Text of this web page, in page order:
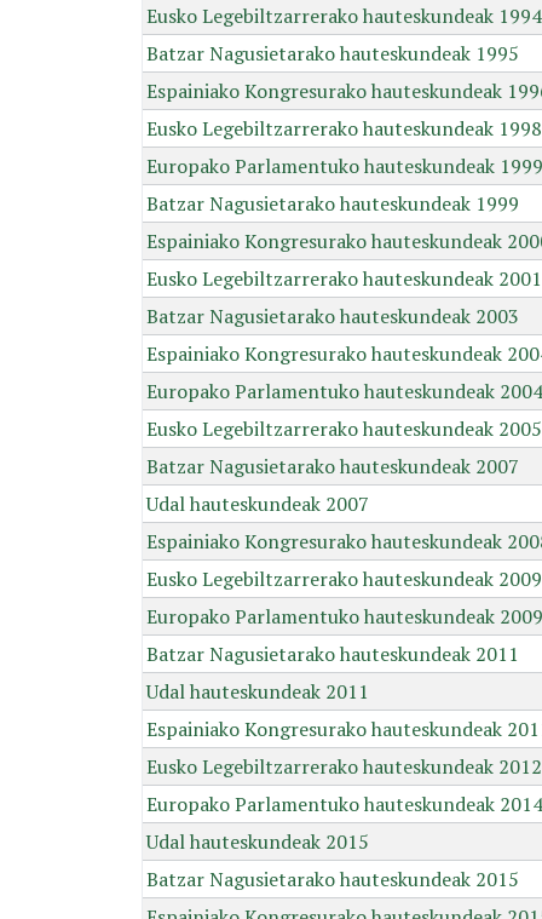
Eusko Legebiltzarrerako hauteskundeak 1994
Batzar Nagusietarako hauteskundeak 1995
Espainiako Kongresurako hauteskundeak
Eusko Legebiltzarrerako hauteskundeak 1998
Europako Parlamentuko hauteskundeak 1999
Batzar Nagusietarako hauteskundeak 1999
Espainiako Kongresurako hauteskundeak
Eusko Legebiltzarrerako hauteskundeak 2001
Batzar Nagusietarako hauteskundeak 2003
Espainiako Kongresurako hauteskundeak
Europako Parlamentuko hauteskundeak 2004
Eusko Legebiltzarrerako hauteskundeak 2005
Batzar Nagusietarako hauteskundeak 2007
Udal hauteskundeak 2007
Espainiako Kongresurako hauteskundeak
Eusko Legebiltzarrerako hauteskundeak 2009
Europako Parlamentuko hauteskundeak 2009
Batzar Nagusietarako hauteskundeak 2011
Udal hauteskundeak 2011
Espainiako Kongresurako hauteskundeak
Eusko Legebiltzarrerako hauteskundeak 2012
Europako Parlamentuko hauteskundeak 2014
Udal hauteskundeak 2015
Batzar Nagusietarako hauteskundeak 2015